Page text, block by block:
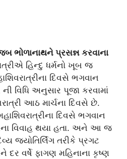
ભોળાનાથને પ્રસન્ન કરવાના
હિન્દુ ધર્મનો ખૂબ જ
દિવસે ભગવાન
ની વિધિ અનુસાર પૂજા કરવામાં
આઠ માર્ચના દિવસે છે.
દિવસે ભગવાન
વિવાહ થયા હતા. અને આ જ
જ્યોતિર્લિંગ તરીકે પ્રગટ
દર વર્ષે ફાગણ મહિનાના કૃષ્ણ